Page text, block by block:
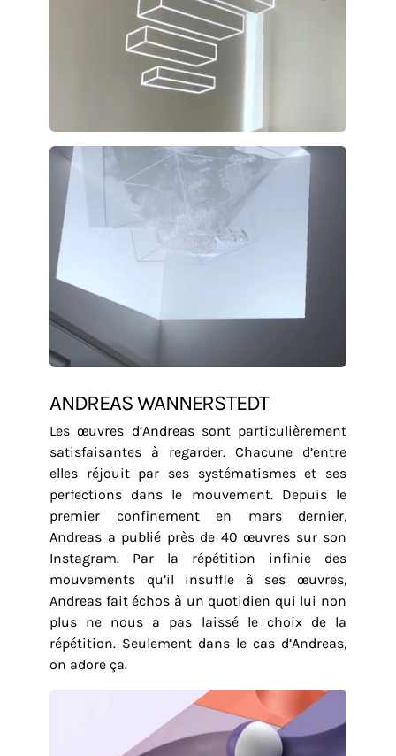
ANDREAS WANNERSTEDT
Les œuvres d’Andreas sont particulièrement
satisfaisantes à regarder. Chacune d’entre
elles réjouit par ses systématismes et ses
perfections dans le mouvement. Depuis le
premier confinement en mars dernier,
Andreas a publié près de 40 œuvres sur son
Instagram. Par la répétition infinie des
mouvements qu’il insuffle à ses œuvres,
Andreas fait échos à un quotidien qui lui non
plus ne nous a pas laissé le choix de la
répétition. Seulement dans le cas d’Andreas,
on adore ça.